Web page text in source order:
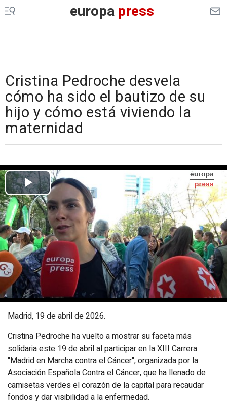
europapress
Cristina Pedroche desvela
cómo ha sido el bautizo de su
hijo y cómo está viviendo la
maternidad
Madrid, 19 de abril de 2026.
Cristina Pedroche ha vuelto a mostrar su faceta más
solidaria este 19 de abril al participar en la XIII Carrera
"Madrid en Marcha contra el Cáncer", organizada por la
Asociación Española Contra el Cáncer, que ha llenado de
camisetas verdes el corazón de la capital para recaudar
fondos y dar visibilidad a la enfermedad.